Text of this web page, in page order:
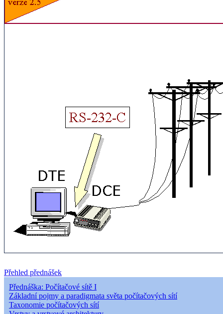
Přehled přednášek
Přednáška: Počítačové sítě I
Základní pojmy a paradigmata světa počítačových sítí
Taxonomie počítačových sítí